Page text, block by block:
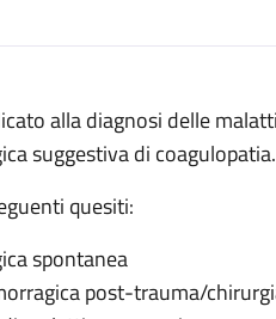
alla diagnosi delle
suggestiva di coagulopatia.
quesiti:
spontanea
post-trauma/